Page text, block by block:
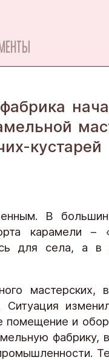
В
карамели –
для села, а в
мастерских,
Ситуация
помещение и